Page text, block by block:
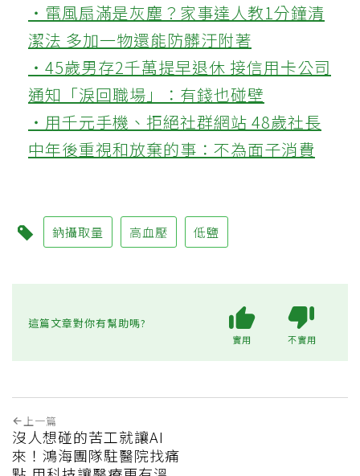
‧電風扇滿是灰塵？家事達人教1分鐘清
潔法 多加一物還能防髒汙附著
‧45歲男存2千萬提早退休 接信用卡公司
通知「淚回職場」：有錢也碰壁
‧用千元手機、拒絕社群網站 48歲社長
中年後重視和放棄的事：不為面子消費
鈉攝取量 高血壓 低鹽
這篇文章對你有幫助嗎?
實用 不實用
上一篇
沒人想碰的苦工就讓AI
來！鴻海團隊駐醫院找痛